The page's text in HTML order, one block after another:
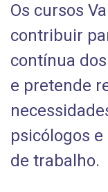
Os cursos
contribuir
contínua
e pretende
psicólogos
de trabalho.